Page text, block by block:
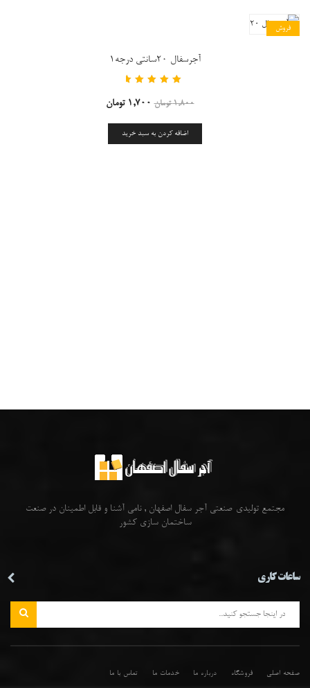
فروش
آجرسفال ۲۰سانتی درجه۱
۵.۰۰ out
of 5۱,۸۰۰ تومان ۱,۷۰۰ تومان
اضافه کردن به سبد خرید
مجتمع تولیدی-صنعتی آجر سفال اصفهان , نامی آشنا و قابل اطمینان در صنعت
ساختمان سازی کشور
ساعات کاری
صفحه اصلی فروشگاه درباره ما خدمات ما تماس با ما